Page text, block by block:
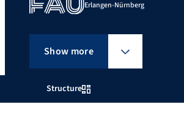
Structure
Erlangen-Nürnberg
Show more